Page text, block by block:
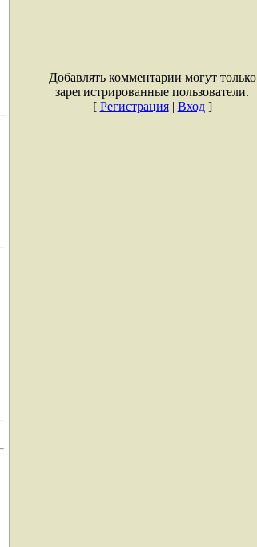
Добавлять комментарии могут только
зарегистрированные пользователи.
[ Регистрация| Вход]